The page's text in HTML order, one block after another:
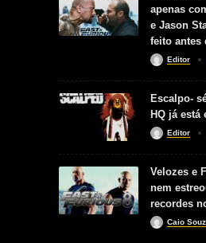
apenas
e Jason
feito antes
Editor
Escalpo-
HQ já está
Editor
Velozes e
nem
recordes
Caio